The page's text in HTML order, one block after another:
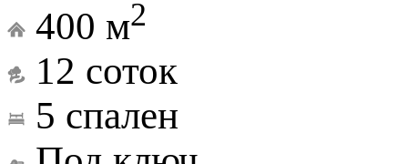
400 м2
12 соток
5 спален